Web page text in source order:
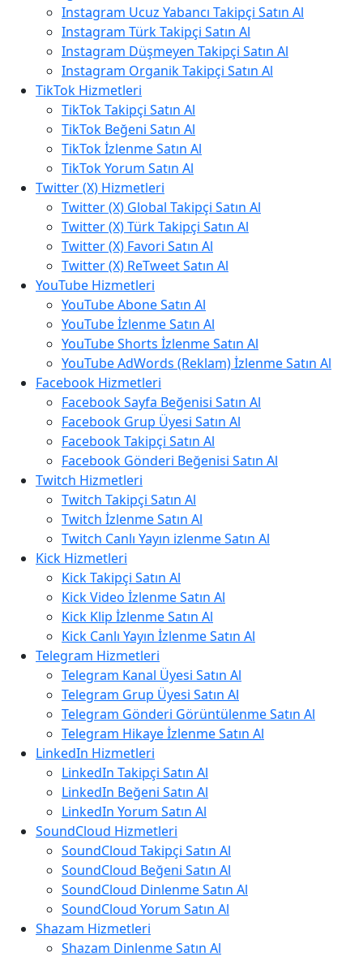
Instagram Ucuz Yabancı Takipçi Satın Al
Instagram Türk Takipçi Satın Al
Instagram Düşmeyen Takipçi Satın Al
Instagram Organik Takipçi Satın Al
TikTok Hizmetleri
TikTok Takipçi Satın Al
TikTok Beğeni Satın Al
TikTok İzlenme Satın Al
TikTok Yorum Satın Al
Twitter (X) Hizmetleri
Twitter (X) Global Takipçi Satın Al
Twitter (X) Türk Takipçi Satın Al
Twitter (X) Favori Satın Al
Twitter (X) ReTweet Satın Al
YouTube Hizmetleri
YouTube Abone Satın Al
YouTube İzlenme Satın Al
YouTube Shorts İzlenme Satın Al
YouTube AdWords (Reklam) İzlenme Satın Al
Facebook Hizmetleri
Facebook Sayfa Beğenisi Satın Al
Facebook Grup Üyesi Satın Al
Facebook Takipçi Satın Al
Facebook Gönderi Beğenisi Satın Al
Twitch Hizmetleri
Twitch Takipçi Satın Al
Twitch İzlenme Satın Al
Twitch Canlı Yayın izlenme Satın Al
Kick Hizmetleri
Kick Takipçi Satın Al
Kick Video İzlenme Satın Al
Kick Klip İzlenme Satın Al
Kick Canlı Yayın İzlenme Satın Al
Telegram Hizmetleri
Telegram Kanal Üyesi Satın Al
Telegram Grup Üyesi Satın Al
Telegram Gönderi Görüntülenme Satın Al
Telegram Hikaye İzlenme Satın Al
LinkedIn Hizmetleri
LinkedIn Takipçi Satın Al
LinkedIn Beğeni Satın Al
LinkedIn Yorum Satın Al
SoundCloud Hizmetleri
SoundCloud Takipçi Satın Al
SoundCloud Beğeni Satın Al
SoundCloud Dinlenme Satın Al
SoundCloud Yorum Satın Al
Shazam Hizmetleri
Shazam Dinlenme Satın Al